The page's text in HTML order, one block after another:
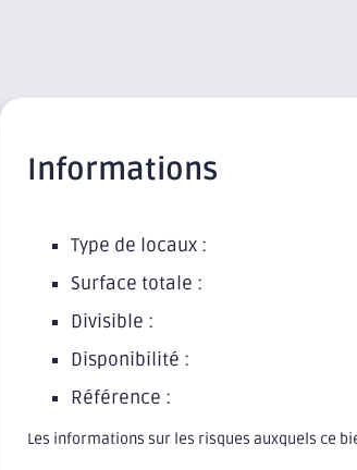
Informations
Type de locaux :
Surface totale :
Divisible :
Disponibilité :
Référence :
Les informations sur les risques auxquels ce